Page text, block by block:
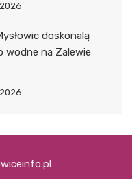
doskonalą
na Zalewie